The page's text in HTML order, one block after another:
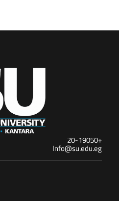
+20-19050
Info@su.edu.eg